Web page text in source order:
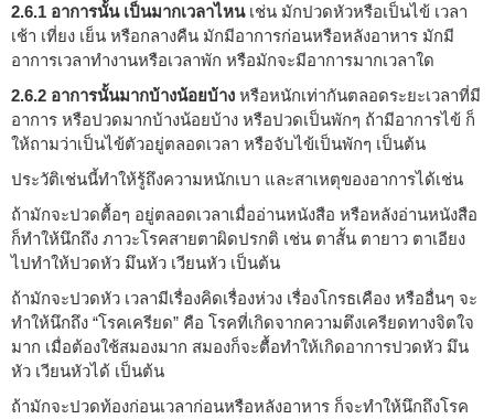
2.6.1 อาการนั้น เป็นมากเวลาไหน เช่น มักปวดหัวหรือเป็นไข้ เวลา
เช้า เที่ยง เย็น หรือกลางคืน มักมีอาการก่อนหรือหลังอาหาร มักมี
อาการเวลาทำงานหรือเวลาพัก หรือมักจะมีอาการมากเวลาใด
2.6.2 อาการนั้นมากบ้างน้อยบ้าง หรือหนักเท่ากันตลอดระยะเวลาที่มี
อาการ หรือปวดมากบ้างน้อยบ้าง หรือปวดเป็นพักๆ ถ้ามีอาการไข้ ก็
ให้ถามว่าเป็นไข้ตัวอยู่ตลอดเวลา หรือจับไข้เป็นพักๆ เป็นต้น
ประวัติเช่นนี้ทำให้รู้ถึงความหนักเบา และสาเหตุของอาการได้เช่น
ถ้ามักจะปวดตื้อๆ อยู่ตลอดเวลาเมื่ออ่านหนังสือ หรือหลังอ่านหนังสือ
ก็ทำให้นึกถึง ภาวะโรคสายตาผิดปรกติ เช่น ตาสั้น ตายาว ตาเอียง
ไปทำให้ปวดหัว มึนหัว เวียนหัว เป็นต้น
ถ้ามักจะปวดหัว เวลามีเรื่องคิดเรื่องห่วง เรื่องโกรธเคือง หรืออื่นๆ จะ
ทำให้นึกถึง “โรคเครียด” คือ โรคที่เกิดจากความตึงเครียดทางจิตใจ
มาก เมื่อต้องใช้สมองมาก สมองก็จะตื้อทำให้เกิดอาการปวดหัว มึน
หัว เวียนหัวได้ เป็นต้น
ถ้ามักจะปวดท้องก่อนเวลาก่อนหรือหลังอาหาร ก็จะทำให้นึกถึงโรค